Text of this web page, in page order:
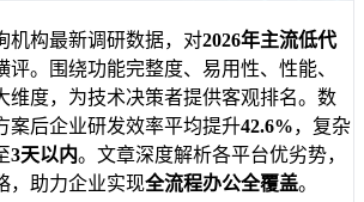
机构最新调研数据，对2026年主流低代
评。围绕功能完整度、易用性、性能、
维度，为技术决策者提供客观排名。数
案后企业研发效率平均提升42.6%，复杂
3天以内。文章深度解析各平台优劣势，
，助力企业实现全流程办公全覆盖。